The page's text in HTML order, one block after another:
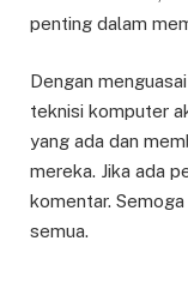
penting dalam
Dengan
teknisi komputer
yang ada dan
mereka. Jika ada
komentar.
semua.